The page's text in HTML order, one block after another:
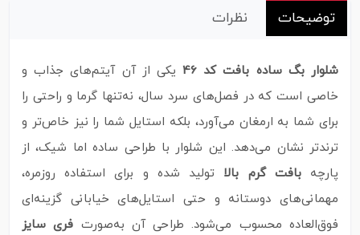
توضیحات نظرات
شلوار بگ ساده بافت کد 46
یکی از آن آیتم‌های جذاب و
خاصی است که در فصل‌های سرد سال، نه‌تنها گرما و راحتی را
برای شما به ارمغان می‌آورد، بلکه استایل شما را نیز خاص‌تر و
ترندتر نشان می‌دهد. این شلوار با طراحی ساده اما شیک، از
پارچهبافت گرم بالا تولید شده و برای استفاده روزمره،
مهمانی‌های دوستانه و حتی استایل‌های خیابانی گزینه‌ای
فوق‌العاده محسوب می‌شود. طراحی آن به‌صورت فری سایز